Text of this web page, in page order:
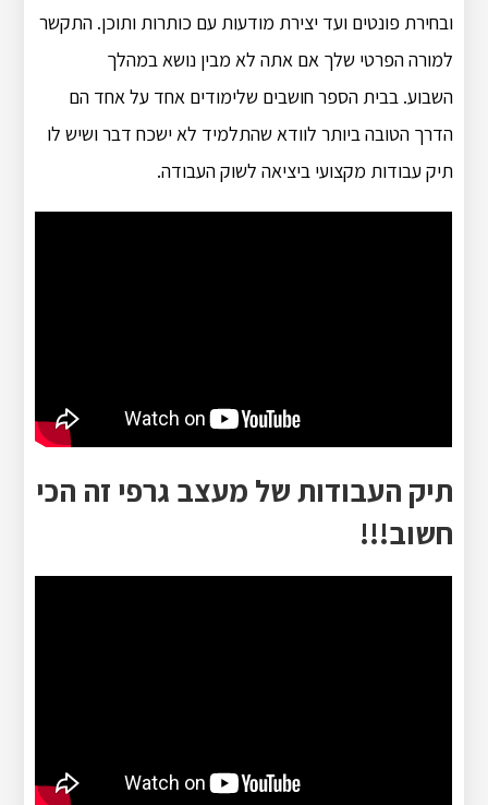
ובחירת פונטים ועד יצירת מודעות עם כותרות ותוכן. התקשר
למורה הפרטי שלך אם אתה לא מבין נושא במהלך
השבוע. בבית הספר חושבים שלימודים אחד על אחד הם
הדרך הטובה ביותר לוודא שהתלמיד לא ישכח דבר ושיש לו
תיק עבודות מקצועי ביציאה לשוק העבודה.
תיק העבודות של מעצב גרפי זה הכי
חשוב!!!